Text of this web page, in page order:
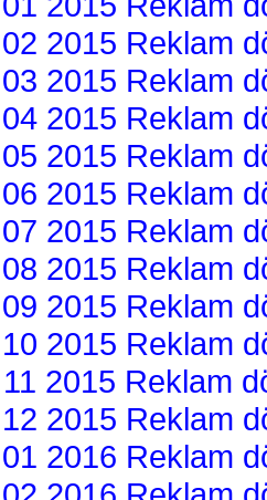
02 2015 Reklam
03 2015 Reklam
04 2015 Reklam
05 2015 Reklam
06 2015 Reklam
07 2015 Reklam
08 2015 Reklam
09 2015 Reklam
10 2015 Reklam
11 2015 Reklam
12 2015 Reklam
01 2016 Reklam